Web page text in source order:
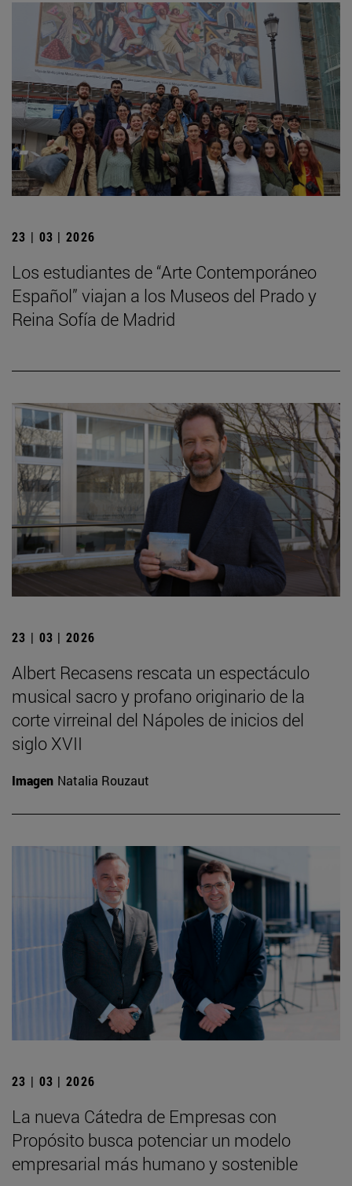
23 | 03 | 2026
Los estudiantes de “Arte Contemporáneo
Español” viajan a los Museos del Prado y
Reina Sofía de Madrid
23 | 03 | 2026
Albert Recasens rescata un espectáculo
musical sacro y profano originario de la
corte virreinal del Nápoles de inicios del
siglo XVII
Imagen Natalia Rouzaut
23 | 03 | 2026
La nueva Cátedra de Empresas con
Propósito busca potenciar un modelo
empresarial más humano y sostenible